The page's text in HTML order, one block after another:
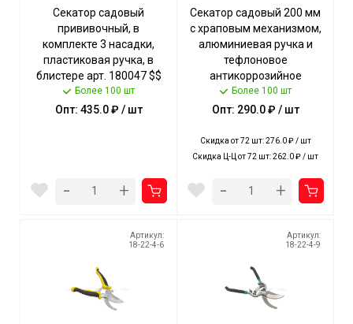
Секатор садовый
прививочный, в
комплекте 3 насадки,
пластиковая ручка, в
блистере арт. 180047 $$
[20] Богатый урожай
Более 100 шт
Опт: 435.0 ₽ / шт
- +
Секатор садовый 200 мм
с храповым механизмом,
алюминиевая ручка и
тефлоновое
антикоррозийное
покрытие, в блистере арт.
180048 $ [72] Богатый
Более 100 шт
Опт: 290.0 ₽ / шт
Скидка от 72 шт: 276.0 ₽ / шт
Скидка Ц-Ц от 72 шт: 262.0 ₽ / шт
- +
Артикул:
18-22-4-6
Артикул:
18-22-4-9